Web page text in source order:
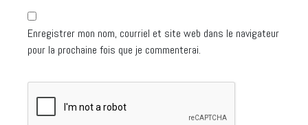
Enregistrer mon nom, courriel et site web dans le navigateur
pour la prochaine fois que je commenterai.